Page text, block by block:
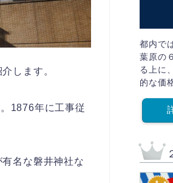
します。
1876年に工事従
名な磐井神社な
都内で
葉原の
る上に
的な価